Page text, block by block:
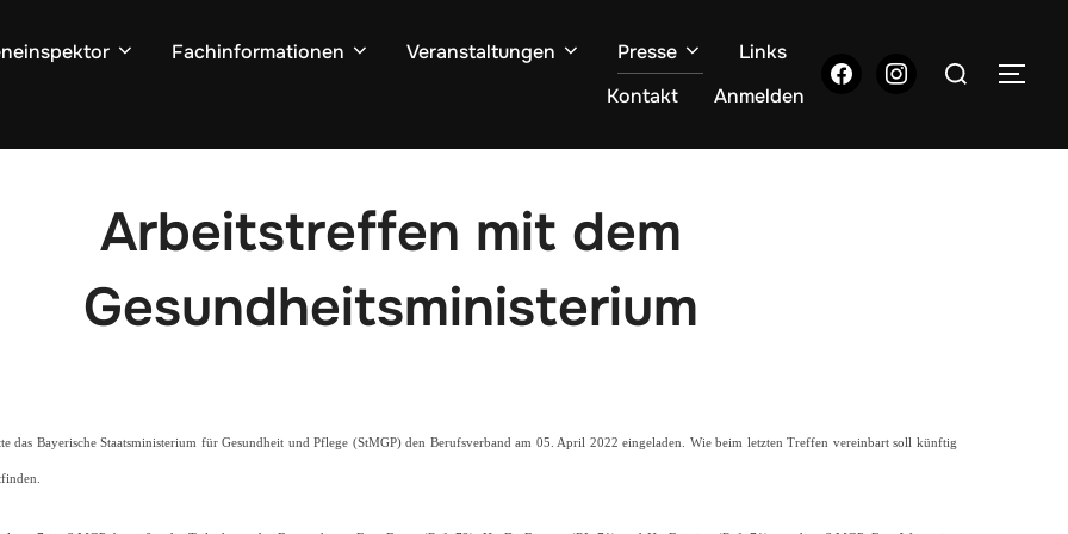
Fachinformationen Veranstaltungen Presse
Links
Kontakt
Anmelden
facebookinstagramSuchen
Arbeitstreffen mit dem
Gesundheitsministerium
das Bayerische Staatsministerium für Gesundheit und Pflege (StMGP) den Berufsverband am 05. April 2022 eingeladen. Wie beim letzten Treffen vereinbart soll künftig